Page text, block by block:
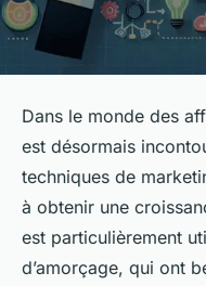
Dans le monde des
est désormais
techniques de
à obtenir une
est particulièrement
d’amorçage, qui ont